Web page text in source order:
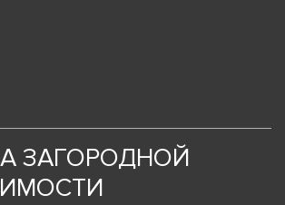
ЗАГОРОДНОЙ